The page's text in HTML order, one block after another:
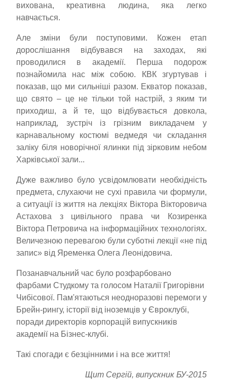
вихована, креативна людина, яка легко
навчається.
Але зміни були поступовими. Кожен етап
дорослішання відбувався на заходах, які
проводилися в академії. Перша подорож
познайомила нас між собою. КВК згуртував і
показав, що ми сильніші разом. Екватор показав,
що свято – це не тільки той настрій, з яким ти
приходиш, а й те, що відбувається довкола,
наприклад, зустріч із грізним викладачем у
карнавальному костюмі ведмедя чи складання
заліку біля новорічної ялинки під зірковим небом
Харківської зали...
Дуже важливо було усвідомлювати необхідність
предмета, слухаючи не сухі правила чи формули,
а ситуації із життя на лекціях Віктора Вікторовича
Астахова з цивільного права чи Козиренка
Віктора Петровича на інформаційних технологіях.
Величезною перевагою були суботні лекції «не під
запис» від Яременка Олега Леонідовича.
Позанавчальний час було розфарбовано
фарбами Студкому та голосом Наталії Григорівни
Чибісової. Пам'ятаються неодноразові перемоги у
Брейн-рингу, історії від іноземців у Євроклубі,
поради директорів корпорацій випускників
академії на Бізнес-клубі.
Такі спогади є безцінними і на все життя!
Щит Сергій, випускник БУ-2015